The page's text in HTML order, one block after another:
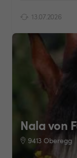
13.07.2026
Nala von
9413 Oberegg